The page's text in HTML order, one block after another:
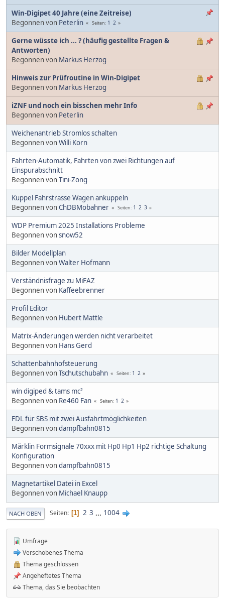
Win-Digipet 40 Jahre (eine Zeitreise)
Begonnen von Peterlin Seiten 1 2
Gerne wüsste ich ... ? (häufig gestellte Fragen &
Antworten)
Begonnen von Markus Herzog
Hinweis zur Prüfroutine in Win-Digipet
Begonnen von Markus Herzog
iZNF und noch ein bisschen mehr Info
Begonnen von Peterlin
Weichenantrieb Stromlos schalten
Begonnen vonWilli Korn
Fahrten-Automatik, Fahrten von zwei Richtungen auf
Einspurabschnitt
Begonnen vonTini-Zong
Kuppel Fahrstrasse Wagen ankuppeln
Begonnen vonChDBMobahner Seiten 1 2 3
WDP Premium 2025 Installations Probleme
Begonnen vonsnow52
Bilder Modellplan
Begonnen vonWalter Hofmann
Verständnisfrage zu MiFAZ
Begonnen von Kaffeebrenner
Profil Editor
Begonnen von Hubert Mattle
Matrix-Änderungen werden nicht verarbeitet
Begonnen von Hans Gerd
Schattenbahnhofsteuerung
Begonnen vonTschutschubahn Seiten 1 2
win digiped & tams mc²
Begonnen von Re460 Fan Seiten 1 2
FDL für SBS mit zwei Ausfahrtmöglichkeiten
Begonnen vondampfbahn0815
Märklin Formsignale 70xxx mit Hp0 Hp1 Hp2 richtige Schaltung
Konfiguration
Begonnen vondampfbahn0815
Magnetartikel Datei in Excel
Begonnen von Michael Knaupp
NACH OBEN Seiten 1 2 3 ... 1004
Umfrage
Verschobenes Thema
Thema geschlossen
Angeheftetes Thema
Thema, das Sie beobachten